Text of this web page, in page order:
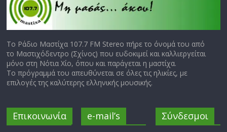
Το Ράδιο Μαστίχα 107.7 FM Stereo πήρε το όνομά του από
το Μαστιχόδεντρο (Σχίνος) που ευδοκιμεί και καλλιεργείται
μόνο στη Νότια Χίο, όπου και παράγεται η μαστίχα.
Το πρόγραμμά του απευθύνεται σε όλες τις ηλικίες, με
επιλογές της καλύτερης ελληνικής μουσικής.
Επικοινωνία e-mail’s Σύνδεσμοι